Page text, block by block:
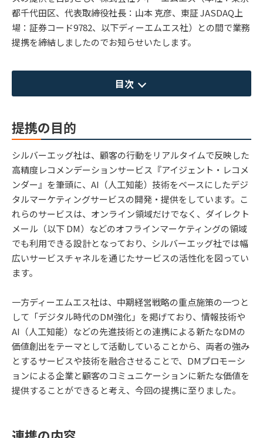
都千代田区、代表取締役社長：山本 克彦、東証 JASDAQ上
場：証券コード9782、以下ディーエムエス社）との間で業務
提携を締結しましたのでお知らせいたします。
目次
提携の目的
シルバーエッグ社は、顧客の行動をリアルタイムで反映した
高精度レコメンデーションサービス『アイジェント・レコメ
ンダー』を筆頭に、AI（人工知能）技術をベースにしたデジ
タルマーケティングサービスの開発・提供をしています。こ
れらのサービスは、オンライン領域だけでなく、ダイレクト
メール（以下 DM）などのオフラインマーケティングの領域
でも利用できる設計となっており、シルバーエッグ社では幅
広いサービスチャネルを通じたサービスの活性化を図ってい
ます。
一方ディーエムエス社は、中期経営戦略の重点施策の一つと
して「デジタル時代のDM強化」を掲げており、情報技術や
AI（人工知能）などの先進技術との連携による新たなDMの
価値創出をテーマとして活動していることから、両者の強み
とするサービスや技術を融合させることで、DMプロモーシ
ョンによる企業と顧客のコミュニケーションに新たな価値を
提供することができると考え、今回の提携に至りました。